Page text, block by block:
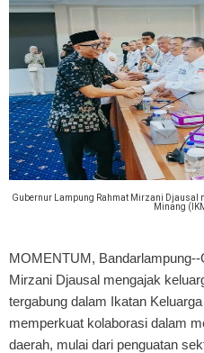
Gubernur Lampung Rahmat Mirzani Djausal
Minang
MOMENTUM, Bandarlampung--
Mirzani Djausal mengajak
tergabung dalam Ikatan
memperkuat kolaborasi dalam
daerah, mulai dari penguatan